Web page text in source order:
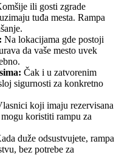
ili gosti zgrade
tuđa mesta. Rampa
Na lokacijama gde postoji
da vaše mesto uvek
Čak i u zatvorenim
sigurnosti za konkretno
koji imaju rezervisana
koristiti rampu za
duže odsustvujete, rampa
bez potrebe za